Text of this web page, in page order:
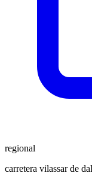
regional
carretera vilassar de